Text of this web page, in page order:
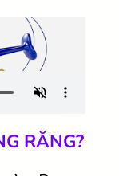
RĂNG?